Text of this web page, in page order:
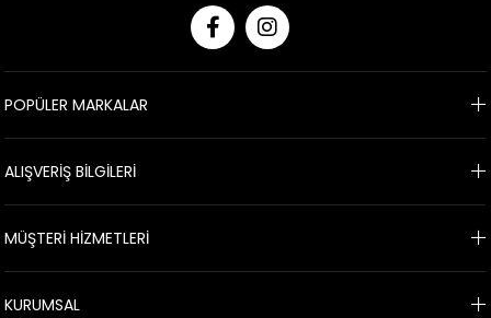
POPÜLER MARKALAR
ALIŞVERİŞ BİLGİLERİ
MÜŞTERİ HİZMETLERİ
KURUMSAL